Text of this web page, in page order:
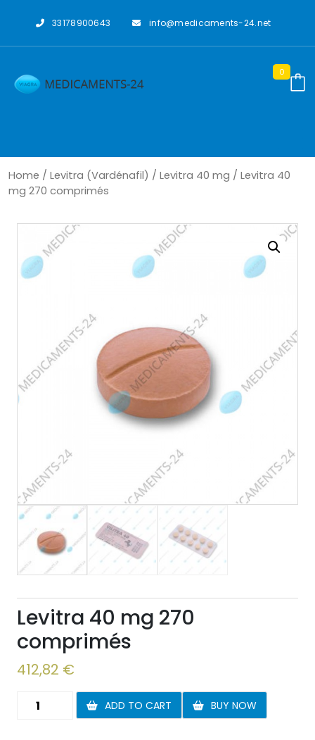
33178900643 info@medicaments-24.net
0
Home / Levitra (Vardénafil) / Levitra 40 mg / Levitra 40
mg 270 comprimés
Levitra 40 mg 270
comprimés
412,82 €
Levitra
ADD TO CART BUY NOW